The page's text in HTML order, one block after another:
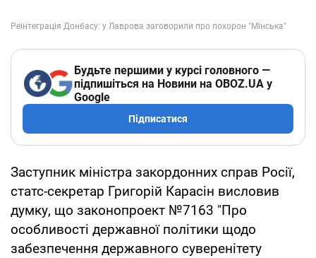
Будьте першими у курсі головного —
підпишіться на Новини на OBOZ.UA у
Google
Підписатися
Заступник міністра закордонних справ Росії,
статс-секретар Григорій Карасін висловив
думку, що законопроект №7163 "Про
особливості державної політики щодо
забезпечення державного суверенітету